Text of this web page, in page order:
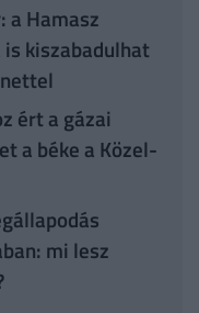
a Hamasz
kiszabadulhat
ért a gázai
a béke a Közel-
mi lesz